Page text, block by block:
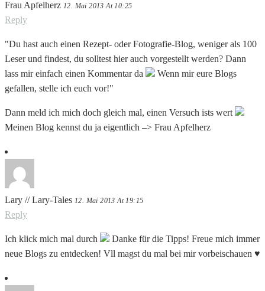
Frau Apfelherz 12. Mai 2013 At 10:25
Reply
"Du hast auch einen Rezept- oder Fotografie-Blog, weniger als 100
Leser und findest, du solltest hier auch vorgestellt werden? Dann
lass mir einfach einen Kommentar da
Wenn mir eure Blogs
gefallen, stelle ich euch vor!"
Dann meld ich mich doch gleich mal, einen Versuch ists wert
Meinen Blog kennst du ja eigentlich –> Frau Apfelherz
Lary // Lary-Tales 12. Mai 2013 At 19:15
Reply
Ich klick mich mal durch
Danke für die Tipps! Freue mich immer
neue Blogs zu entdecken! Vll magst du mal bei mir vorbeischauen ♥